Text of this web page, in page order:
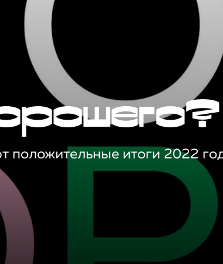
положительные итоги 2022